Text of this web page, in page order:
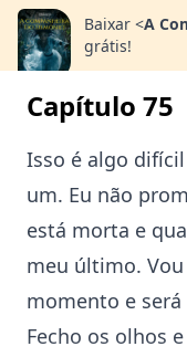
Baixar <A
grátis!
Capítulo 75
Isso é algo
um. Eu não
está morta e
meu último.
momento e
Fecho os olhos